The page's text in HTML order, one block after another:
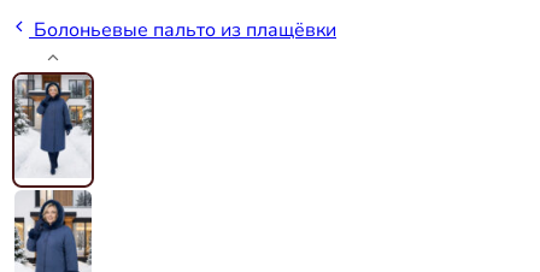
Болоньевые пальто из плащёвки